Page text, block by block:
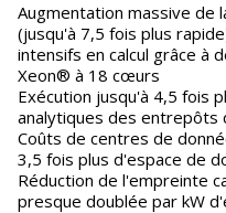
Augmentation massive de
(jusqu'à 7,5 fois plus
intensifs en calcul grâce à
Xeon® à 18 cœurs
Exécution jusqu'à 4,5 fois
analytiques des entrepôts
Coûts de centres de
3,5 fois plus d'espace de
Réduction de l'empreinte
presque doublée par kW